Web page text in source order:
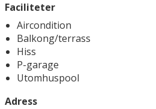
Faciliteter
Aircondition
Balkong/terrass
Hiss
P-garage
Utomhuspool
Adress